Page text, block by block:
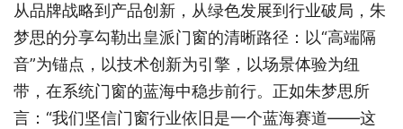
从品牌战略到产品创新，从绿色发展到行业破局，朱
梦思的分享勾勒出皇派门窗的清晰路径：以“高端隔
音”为锚点，以技术创新为引擎，以场景体验为纽
带，在系统门窗的蓝海中稳步前行。正如朱梦思所
言：“我们坚信门窗行业依旧是一个蓝海赛道——这